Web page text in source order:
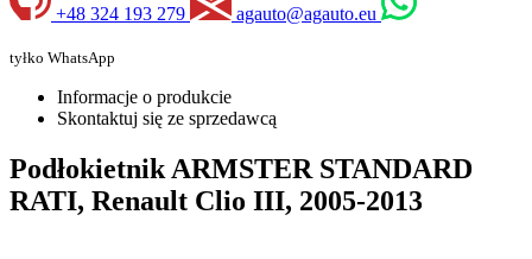
+48 324 193 279 agauto@agauto.eu
tyłko WhatsApp
Informacje o produkcie
Skontaktuj się ze sprzedawcą
Podłokietnik ARMSTER STANDARD
RATI, Renault Clio III, 2005-2013